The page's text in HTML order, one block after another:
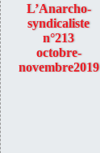
L’Anarcho-
syndicaliste
n°213
octobre-
novembre2019